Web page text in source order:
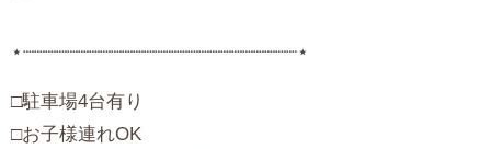
⋆┈┈┈┈┈┈┈┈┈┈┈┈┈┈┈┈┈┈┈┈┈┈┈┈┈⋆
‪□駐車場4台有り
□お子様連れOK